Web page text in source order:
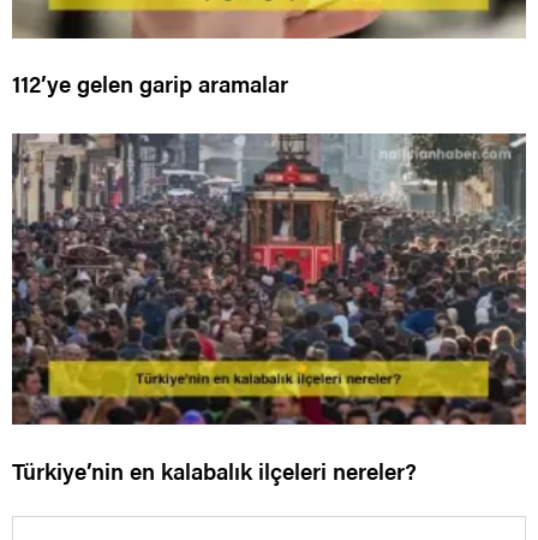
112’ye gelen garip aramalar
Türkiye’nin en kalabalık ilçeleri nereler?